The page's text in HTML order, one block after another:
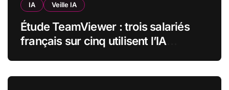
IA Veille IA
Étude TeamViewer : trois salariés
français sur cinq utilisent l’IA